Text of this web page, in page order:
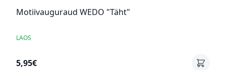
Motiivauguraud WEDO "Täht"
LAOS
5,95€